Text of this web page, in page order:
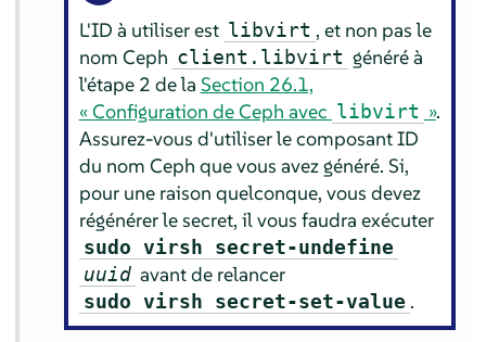
L'ID à utiliser est libvirt , et non pas le
nom Ceph client.libvirt généré à
l'étape 2 de la Section 26.1,
« Configuration de Ceph avec libvirt ».
Assurez-vous d'utiliser le composant ID
du nom Ceph que vous avez généré. Si,
pour une raison quelconque, vous devez
régénérer le secret, il vous faudra exécuter
sudo virsh secret-undefine
uuid avant de relancer
sudo virsh secret-set-value .